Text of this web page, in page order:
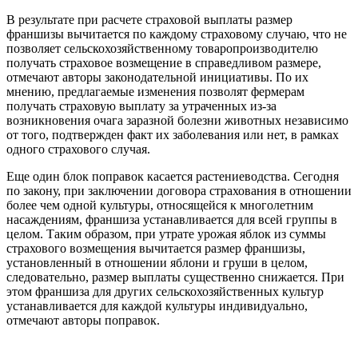
В результате при расчете страховой выплаты размер
франшизы вычитается по каждому страховому случаю, что не
позволяет сельскохозяйственному товаропроизводителю
получать страховое возмещение в справедливом размере,
отмечают авторы законодательной инициативы. По их
мнению, предлагаемые изменения позволят фермерам
получать страховую выплату за утраченных из-за
возникновения очага заразной болезни животных независимо
от того, подтвержден факт их заболевания или нет, в рамках
одного страхового случая.
Еще один блок поправок касается растениеводства. Сегодня
по закону, при заключении договора страхования в отношении
более чем одной культуры, относящейся к многолетним
насаждениям, франшиза устанавливается для всей группы в
целом. Таким образом, при утрате урожая яблок из суммы
страхового возмещения вычитается размер франшизы,
установленный в отношении яблони и груши в целом,
следовательно, размер выплаты существенно снижается. При
этом франшиза для других сельскохозяйственных культур
устанавливается для каждой культуры индивидуально,
отмечают авторы поправок.